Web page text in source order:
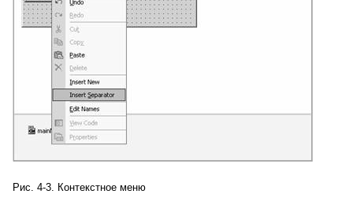
Рис. 4-3. Контекстное меню